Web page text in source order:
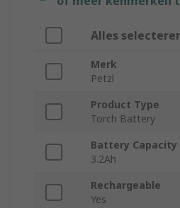
Alles
Merk
Petzl
Product Type
Torch Battery
Battery Capacity
3.2Ah
Rechargeable
Yes